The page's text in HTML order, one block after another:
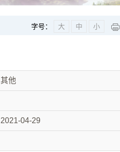
字号： 大 中 小
其他
2021-04-29